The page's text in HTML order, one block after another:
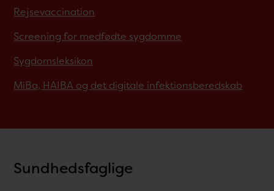
Rejsevaccination
Screening for medfødte sygdomme
Sygdomsleksikon
MiBa, HAIBA og det digitale infektionsberedskab
Sundhedsfaglige